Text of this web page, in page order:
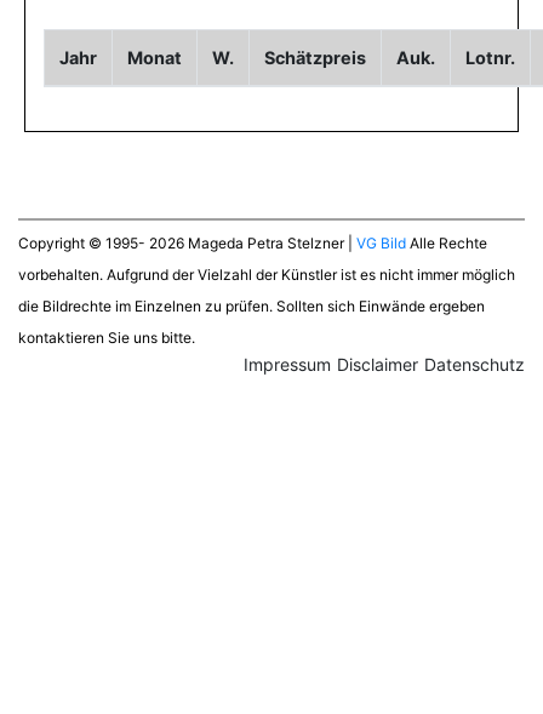
Jahr Monat W. Schätzpreis Auk. Lotnr.
Copyright © 1995- 2026 Mageda Petra Stelzner | VG Bild Alle Rechte
vorbehalten. Aufgrund der Vielzahl der Künstler ist es nicht immer möglich
die Bildrechte im Einzelnen zu prüfen. Sollten sich Einwände ergeben
kontaktieren Sie uns bitte.
Datenschutz
Disclaimer
Impressum